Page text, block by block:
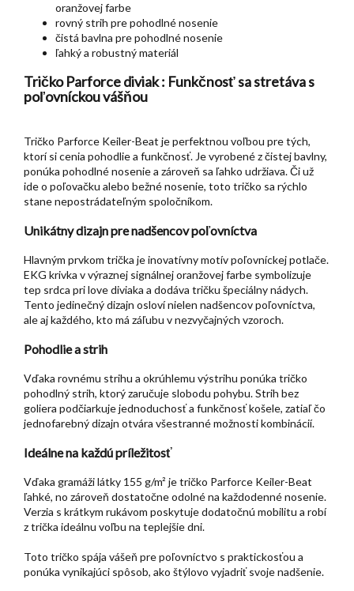
oranžovej farbe
rovný strih pre pohodlné nosenie
čistá bavlna pre pohodlné nosenie
ľahký a robustný materiál
Tričko Parforce diviak : Funkčnosť sa stretáva s
poľovníckou vášňou
Tričko Parforce Keiler-Beat je perfektnou voľbou pre tých,
ktorí si cenia pohodlie a funkčnosť. Je vyrobené z čistej bavlny,
ponúka pohodlné nosenie a zároveň sa ľahko udržiava. Či už
ide o poľovačku alebo bežné nosenie, toto tričko sa rýchlo
stane nepostrádateľným spoločníkom.
Unikátny dizajn pre nadšencov poľovníctva
Hlavným prvkom trička je inovatívny motív poľovníckej potlače.
EKG krivka v výraznej signálnej oranžovej farbe symbolizuje
tep srdca pri love diviaka a dodáva tričku špeciálny nádych.
Tento jedinečný dizajn osloví nielen nadšencov poľovníctva,
ale aj každého, kto má záľubu v nezvyčajných vzoroch.
Pohodlie a strih
Vďaka rovnému strihu a okrúhlemu výstrihu ponúka tričko
pohodlný strih, ktorý zaručuje slobodu pohybu. Strih bez
goliera podčiarkuje jednoduchosť a funkčnosť košele, zatiaľ čo
jednofarebný dizajn otvára všestranné možnosti kombinácií.
Ideálne na každú príležitosť
Vďaka gramáži látky 155 g/m² je tričko Parforce Keiler-Beat
ľahké, no zároveň dostatočne odolné na každodenné nosenie.
Verzia s krátkym rukávom poskytuje dodatočnú mobilitu a robí
z trička ideálnu voľbu na teplejšie dni.
Toto tričko spája vášeň pre poľovníctvo s praktickosťou a
ponúka vynikajúci spôsob, ako štýlovo vyjadriť svoje nadšenie.